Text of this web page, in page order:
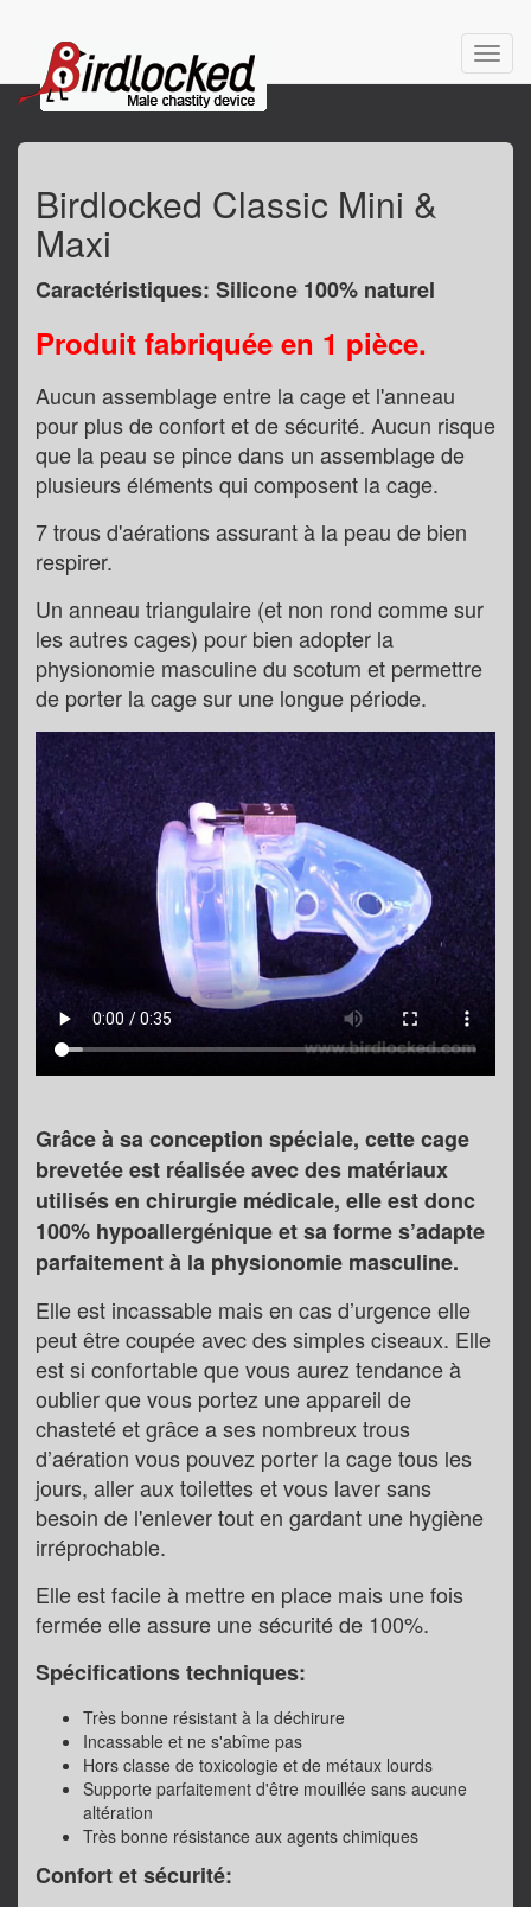
Birdlocked Classic Mini &
Maxi
Caractéristiques: Silicone 100% naturel
Produit fabriquée en 1 pièce.
Aucun assemblage entre la cage et l'anneau
pour plus de confort et de sécurité. Aucun risque
que la peau se pince dans un assemblage de
plusieurs éléments qui composent la cage.
7 trous d'aérations assurant à la peau de bien
respirer.
Un anneau triangulaire (et non rond comme sur
les autres cages) pour bien adopter la
physionomie masculine du scotum et permettre
de porter la cage sur une longue période.
Grâce à sa conception spéciale, cette cage
brevetée est réalisée avec des matériaux
utilisés en chirurgie médicale, elle est donc
100% hypoallergénique et sa forme s’adapte
parfaitement à la physionomie masculine.
Elle est incassable mais en cas d’urgence elle
peut être coupée avec des simples ciseaux. Elle
est si confortable que vous aurez tendance à
oublier que vous portez une appareil de
chasteté et grâce a ses nombreux trous
d’aération vous pouvez porter la cage tous les
jours, aller aux toilettes et vous laver sans
besoin de l'enlever tout en gardant une hygiène
irréprochable.
Elle est facile à mettre en place mais une fois
fermée elle assure une sécurité de 100%.
Spécifications techniques:
Très bonne résistant à la déchirure
Incassable et ne s'abîme pas
Hors classe de toxicologie et de métaux lourds
Supporte parfaitement d'être mouillée sans aucune
altération
Très bonne résistance aux agents chimiques
Confort et sécurité: